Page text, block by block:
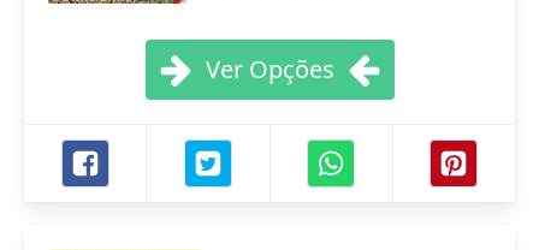
Ver Opções